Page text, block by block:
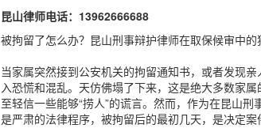
昆山律师电话：13962666688
被拘留了怎么办？昆山刑事辩护律师在取保候审中的
当家属突然接到公安机关的拘留通知书，或者发现
入恐慌和混乱。天仿佛塌了下来，这是绝大多数家
至轻信一些能够“捞人”的谎言。然而，作为在昆山
是严肃的法律程序，被拘留后的最初几天，是决定